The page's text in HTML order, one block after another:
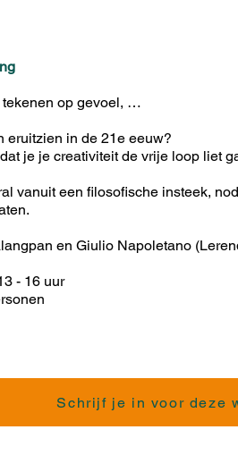
tekenen op gevoel, …
eruitzien in de 21e eeuw?
je je creativiteit de vrije loop liet
vanuit een filosofische insteek,
en Giulio Napoletano
- 16 uur
Schrijf je in voor deze